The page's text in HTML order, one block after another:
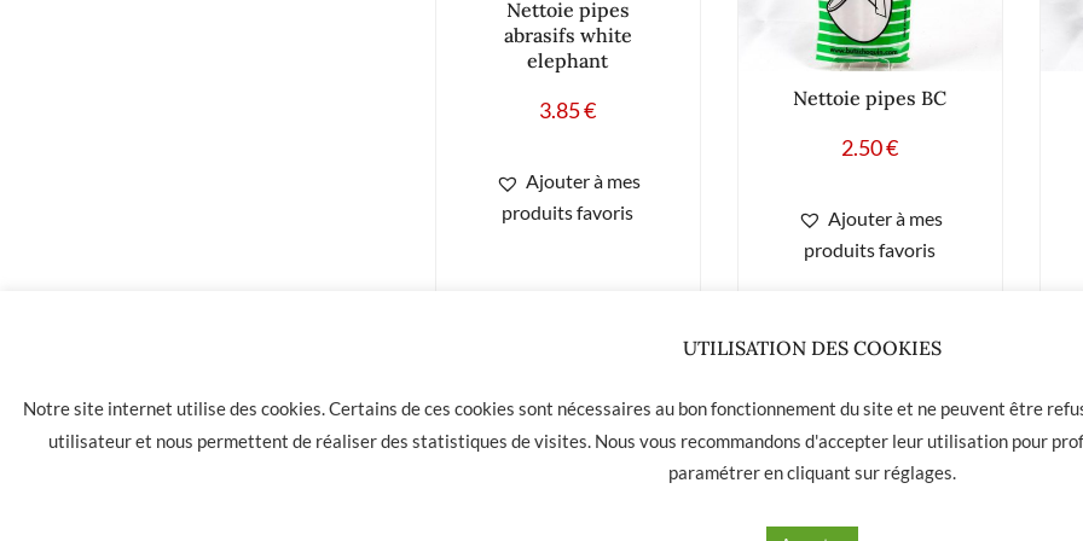
Nettoie pipes
abrasifs white
elephant
3.85€
Ajouter à mes
produits favoris
Nettoie pipes BC
2.50€
Ajouter à mes
produits favoris
UTILISATION DES COOKIES
Notre site internet utilise des cookies. Certains de ces cookies sont nécessaires au bon fonctionnement du site et ne peuvent être
utilisateur et nous permettent de réaliser des statistiques de visites. Nous vous recommandons d'accepter leur utilisation pour
paramétrer en cliquant sur réglages.